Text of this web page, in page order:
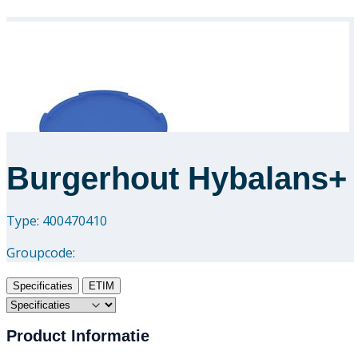
Burgerhout
Type: 400470410
Groupcode:
Specificaties ETIM
Product Informatie